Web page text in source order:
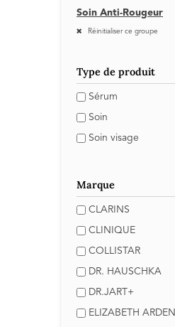
Soin Anti-Rougeur
Réinitialiser ce groupe
Type de produit
Sérum
Soin
Soin visage
Marque
CLARINS
CLINIQUE
COLLISTAR
DR. HAUSCHKA
DR.JART+
ELIZABETH ARDEN